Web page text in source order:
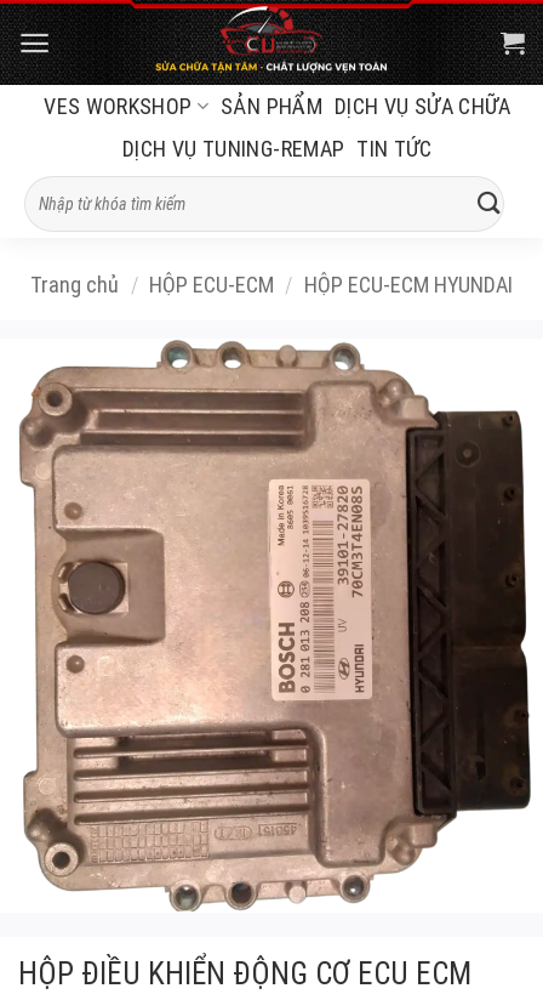
Bỏ
qua
nội
VES WORKSHOP SẢN PHẨM DỊCH VỤ SỬA CHỮA
DỊCH VỤ TUNING-REMAP TIN TỨC
Tìm
kiếm:
Trang chủ / HỘP ECU-ECM / HỘP ECU-ECM HYUNDAI
HỘP ĐIỀU KHIỂN ĐỘNG CƠ ECU ECM